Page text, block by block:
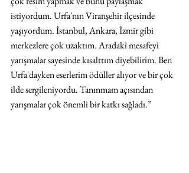
istiyordum. Urfa'nın Viranşehir ilçesinde
yaşıyordum. İstanbul, Ankara, İzmir gibi
merkezlere çok uzaktım. Aradaki mesafeyi
yarışmalar sayesinde kısalttım diyebilirim. Ben
Urfa'dayken eserlerim ödüller alıyor ve bir çok
ilde sergileniyordu. Tanınmam açısından
yarışmalar çok önemli bir katkı sağladı.”